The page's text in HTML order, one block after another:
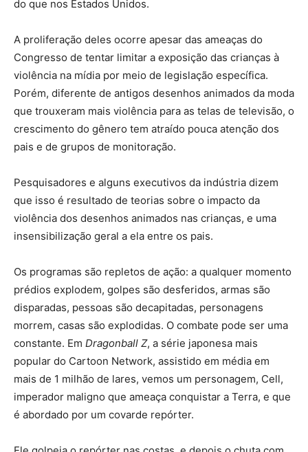
do que nos Estados Unidos.
A proliferação deles ocorre apesar das ameaças do
Congresso de tentar limitar a exposição das crianças à
violência na mídia por meio de legislação específica.
Porém, diferente de antigos desenhos animados da moda
que trouxeram mais violência para as telas de televisão, o
crescimento do gênero tem atraído pouca atenção dos
pais e de grupos de monitoração.
Pesquisadores e alguns executivos da indústria dizem
que isso é resultado de teorias sobre o impacto da
violência dos desenhos animados nas crianças, e uma
insensibilização geral a ela entre os pais.
Os programas são repletos de ação: a qualquer momento
prédios explodem, golpes são desferidos, armas são
disparadas, pessoas são decapitadas, personagens
morrem, casas são explodidas. O combate pode ser uma
constante. Em Dragonball Z, a série japonesa mais
popular do Cartoon Network, assistido em média em
mais de 1 milhão de lares, vemos um personagem, Cell,
imperador maligno que ameaça conquistar a Terra, e que
é abordado por um covarde repórter.